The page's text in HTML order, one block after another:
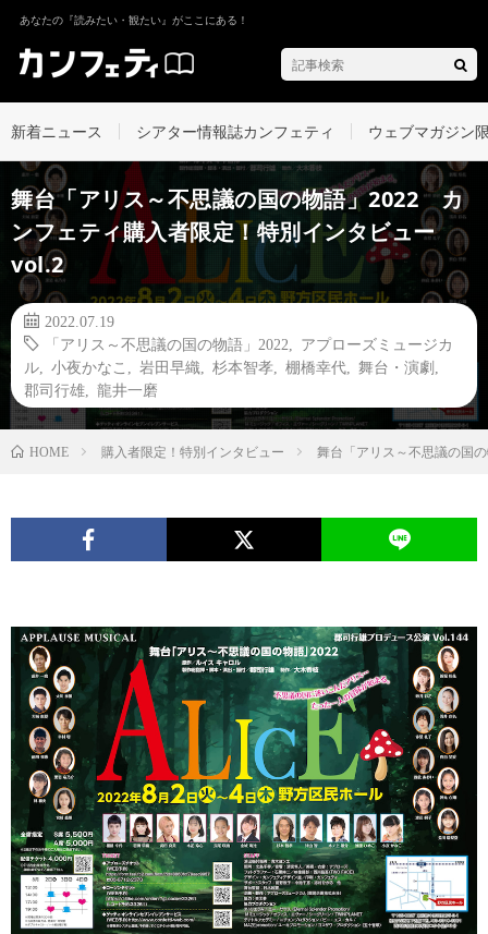
あなたの『読みたい・観たい』がここにある！
新着ニュース シアター情報誌カンフェティ ウェブマガジン
舞台「アリス～不思議の国の物語」2022 カ
ンフェティ購入者限定！特別インタビュー
vol.2
2022.07.19
「アリス～不思議の国の物語」2022
アプローズミュージカ
ル
小夜かなこ 岩田早織 杉本智孝 棚橋幸代 舞台・演劇
郡司行雄
龍井一磨
HOME 購入者限定！特別インタビュー 舞台「アリス～不思議の国